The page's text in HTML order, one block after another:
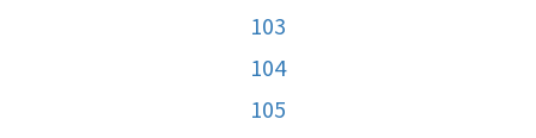
103
104
105